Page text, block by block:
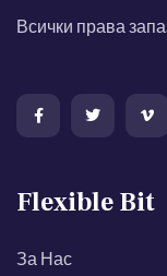
Всички права
Flexible Bit
За Нас